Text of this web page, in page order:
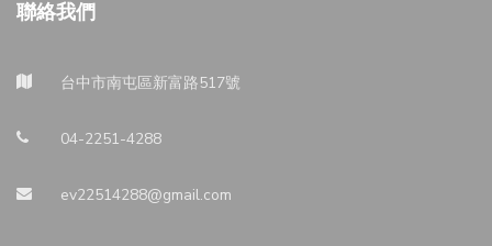
聯絡我們
台中市南屯區新富路517號
04-2251-4288
ev22514288@gmail.com